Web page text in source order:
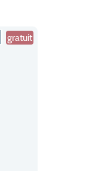
gratuit